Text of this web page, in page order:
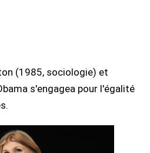
(1985, sociologie) et
s'engagea pour l'égalité